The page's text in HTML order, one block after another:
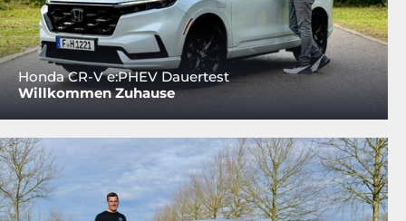
Honda CR-V e:PHEV Dauertest
Willkommen Zuhause